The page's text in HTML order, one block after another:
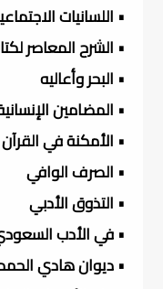
• اللسانيات
• الشرح المعاصر
• البحر وأعاليه
• المضامين
• الأمكنة في
• الصرف الوافي
• التذوق الأدبي
• في الأدب
• ديوان هادي